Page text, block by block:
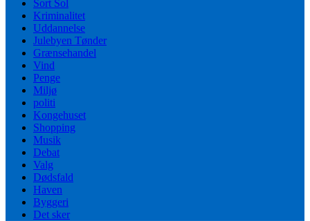
Sort Sol
Kriminalitet
Uddannelse
Julebyen Tønder
Grænsehandel
Vind
Penge
Miljø
politi
Kongehuset
Shopping
Musik
Debat
Valg
Dødsfald
Haven
Byggeri
Det sker